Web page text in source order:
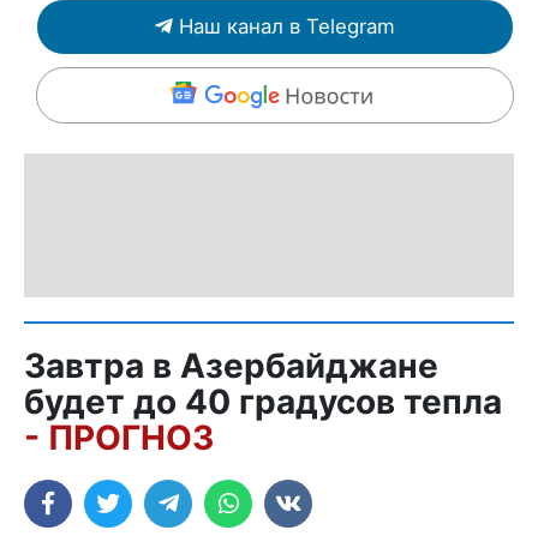
Наш канал в Telegram
Завтра в Азербайджане
будет до 40 градусов тепла
- ПРОГНОЗ